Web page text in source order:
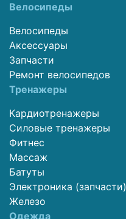
Велосипеды
Велосипеды
Аксессуары
Запчасти
Ремонт велосипедов
Тренажеры
Кардиотренажеры
Силовые тренажеры
Фитнес
Массаж
Батуты
Электроника (запчасти)
Железо
Одежда